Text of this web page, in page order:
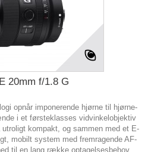
20mm f/1.8 G
opnår imponerende hjørne til hjørne-
i et førsteklasses vidvinkelobjektiv
kompakt, og sammen med et E-
mobilt system med fremragende AF-
til en lang række optagelsesbehov.